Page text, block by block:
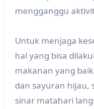
mengganggu
Untuk menjaga
hal yang bisa
makanan yang
dan sayuran hijau,
sinar matahari